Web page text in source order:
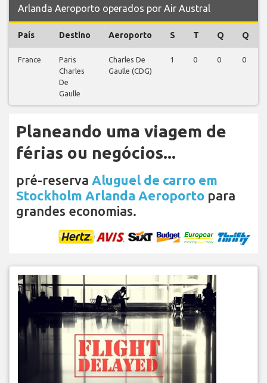
Arlanda Aeroporto operados por Air Austral
País Destino Aeroporto S T Q Q
France
Paris
Charles
De
Gaulle
Charles De
Gaulle (CDG)
1 0 0 0
Planeando uma viagem de
férias ou negócios...
pré-reserva Aluguel de carro em
Stockholm Arlanda Aeroporto para
grandes economias.